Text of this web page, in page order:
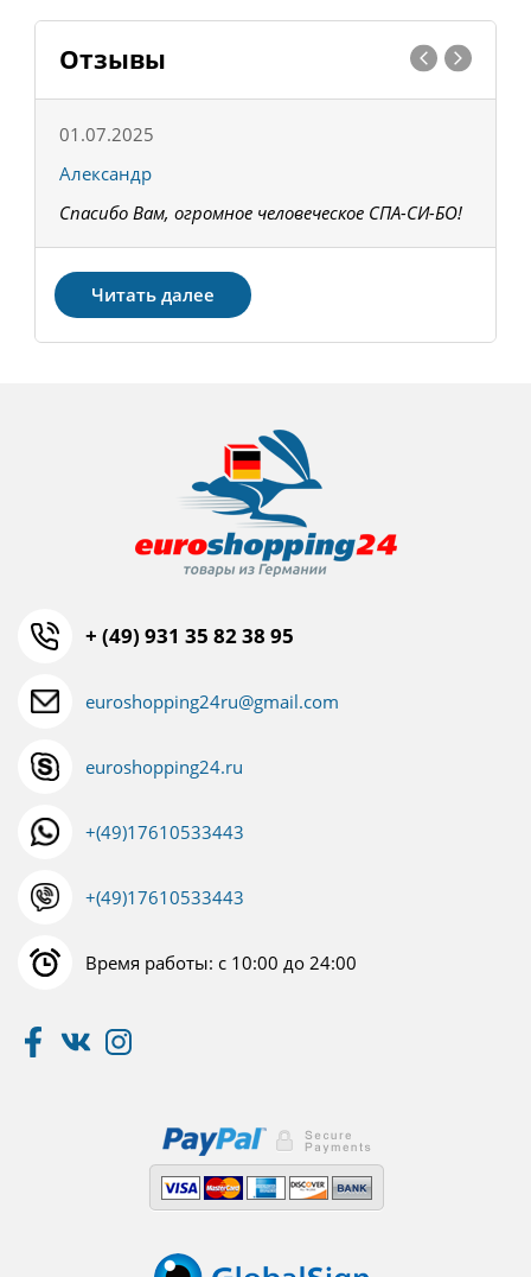
Отзывы
01.07.2025
Александр
Спасибо Вам, огромное человеческое СПА-СИ-БО!
Читать далее
+ (49) 931 35 82 38 95
euroshopping24ru@gmail.com
euroshopping24.ru
+(49)17610533443
+(49)17610533443
Время работы: с 10:00 до 24:00